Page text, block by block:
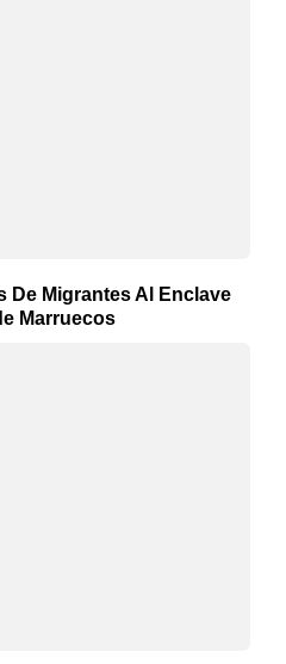
De Migrantes Al Enclave
Marruecos